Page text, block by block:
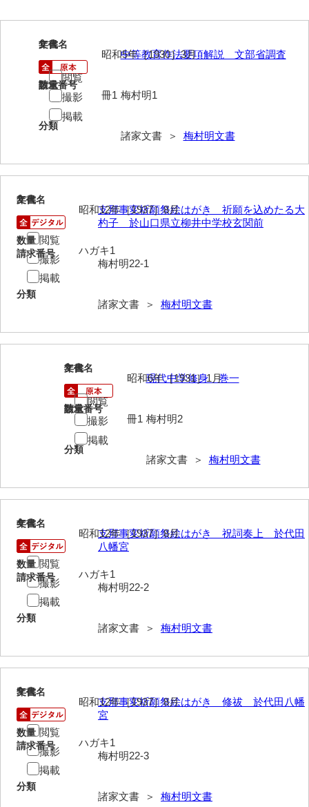
井上勉家文書（大和町）
井下家文書（埼玉県）
井原家文書
岩崎家文書（秋芳町）
岩見博幸収集史料
上松氏収集文書
氏本家文書
宇多田家文書
内田家文書（豊中市）
内田伸採拓史料
宇野家文書
馬屋原家文書
浦家文書
江浪家文書
恵良宏収集文書
大田家文書
1
文書名
中等教育作法要項解説 文部省調査
請求番号
梅村明1
分類
諸家文書 ＞ 梅村明文書
年代
昭和5年［1930］3月
数量
冊1
閲覧
撮影
掲載
2
文書名
支那事変祈願祭絵はがき 祈願を込めたる大
杓子 於山口県立柳井中学校玄関前
請求番号
梅村明22-1
分類
諸家文書 ＞ 梅村明文書
年代
昭和12年［1937］8月
数量
ハガキ1
閲覧
撮影
掲載
3
文書名
現代中学修身 巻一
請求番号
梅村明2
分類
諸家文書 ＞ 梅村明文書
年代
昭和6年［1931］1月
数量
冊1
閲覧
撮影
掲載
4
文書名
支那事変祈願祭絵はがき 祝詞奏上 於代田
八幡宮
請求番号
梅村明22-2
分類
諸家文書 ＞ 梅村明文書
年代
昭和12年［1937］8月
数量
ハガキ1
閲覧
撮影
掲載
5
文書名
支那事変祈願祭絵はがき 修祓 於代田八幡
宮
請求番号
梅村明22-3
分類
諸家文書 ＞ 梅村明文書
年代
昭和12年［1937］8月
数量
ハガキ1
閲覧
撮影
掲載